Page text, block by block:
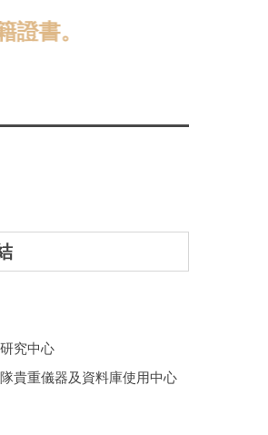
究中心
貴重儀器及資料庫使用中心